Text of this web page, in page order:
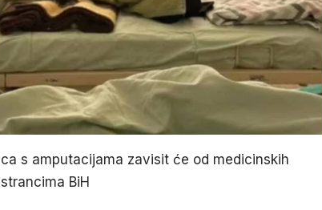
s amputacijama zavisit će od medicinskih
BiH